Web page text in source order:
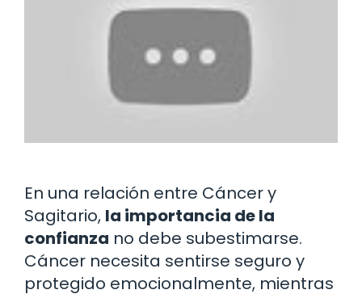
En una relación entre Cáncer y
Sagitario, la importancia de la
confianza no debe subestimarse.
Cáncer necesita sentirse seguro y
protegido emocionalmente, mientras